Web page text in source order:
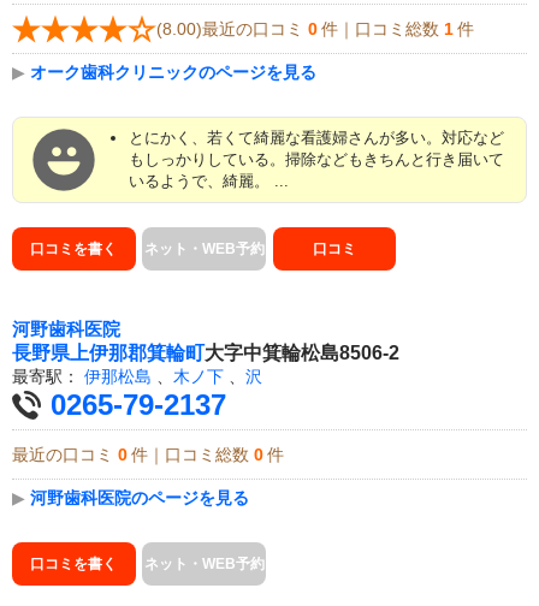
(8.00)最近の口コミ 0 件｜口コミ総数 1 件
▶ オーク歯科クリニックのページを見る
とにかく、若くて綺麗な看護婦さんが多い。対応など
もしっかりしている。掃除などもきちんと行き届いて
いるようで、綺麗。 ...
口コミを書く ネット・WEB予約 口コミ
河野歯科医院
長野県 上伊那郡箕輪町大字中箕輪松島8506-2
最寄駅： 伊那松島 、 木ノ下 、 沢
0265-79-2137
最近の口コミ 0 件｜口コミ総数 0 件
▶ 河野歯科医院のページを見る
口コミを書く ネット・WEB予約